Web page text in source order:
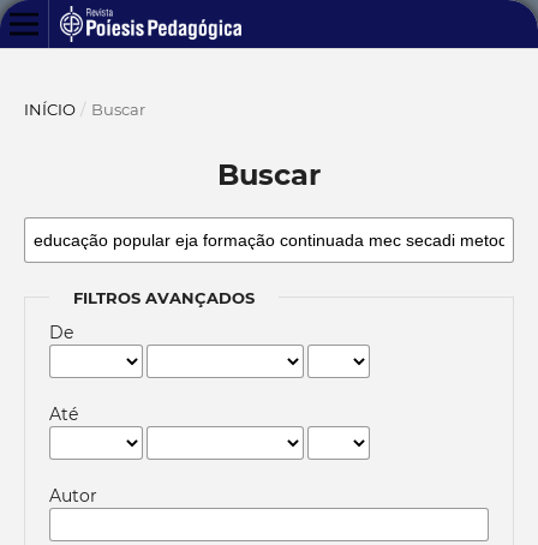
INÍCIO / Buscar
Buscar
FILTROS AVANÇADOS
De
Até
Autor